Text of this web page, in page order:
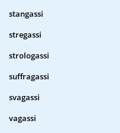
stangassi
stregassi
strologassi
suffragassi
svagassi
vagassi